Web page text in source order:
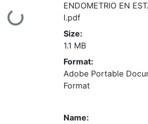
Loading...
ENDOMETRIO EN
I.pdf
Size:
1.1 MB
Format:
Adobe Portable
Format
Name: